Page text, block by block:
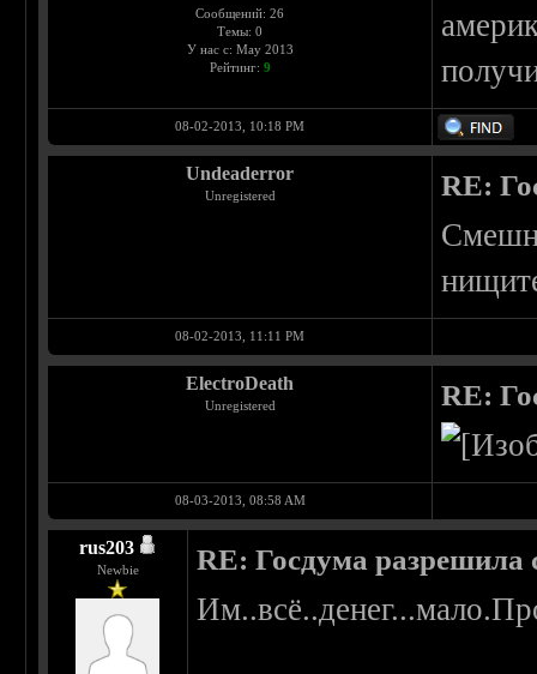
Сообщений: 26
Темы: 0
У нас с: May 2013
Рейтинг: 9
08-02-2013, 10:18 PM
Undeaderror
Unregistered RE:
08-02-2013, 11:11 PM
ElectroDeath
Unregistered RE:
08-03-2013, 08:58 AM
rus203
Newbie RE: Госдума разрешила